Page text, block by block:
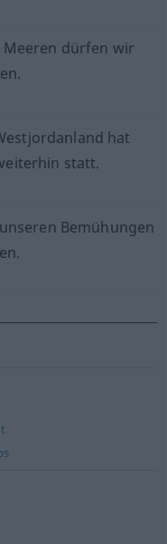
dürfen wir
hat
statt.
Bemühungen